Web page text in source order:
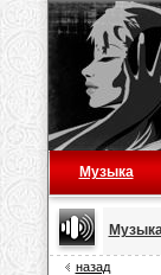
Музыка
назад